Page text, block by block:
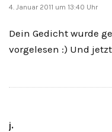
4. Januar 2011 um 13:40 Uhr
Dein Gedicht wurde
vorgelesen :) Und
j.